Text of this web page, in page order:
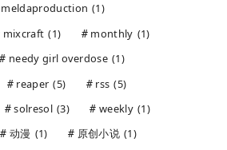
meldaproduction (1)
mixcraft (1) monthly (1)
needy girl overdose (1)
reaper (5) rss (5)
solresol (3) weekly (1)
动漫 (1) 原创小说 (1)